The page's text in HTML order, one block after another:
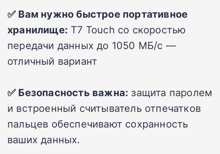
✅ Вам нужно быстрое портативное
хранилище: T7 Touch со скоростью
передачи данных до 1050 МБ/с —
отличный вариант
✅ Безопасность важна: защита паролем
и встроенный считыватель отпечатков
пальцев обеспечивают сохранность
ваших данных.